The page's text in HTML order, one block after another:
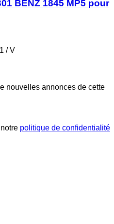
BENZ 1845 MP5 pour
/ V
nouvelles annonces de cette
politique de confidentialité